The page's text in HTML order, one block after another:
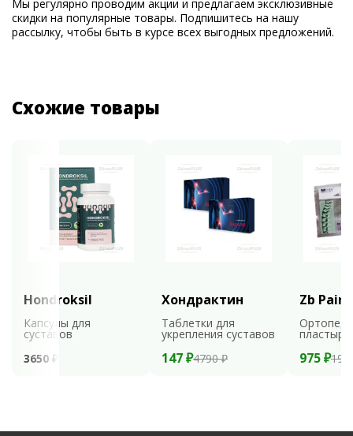
Мы регулярно проводим акции и предлагаем эксклюзивные
скидки на популярные товары. Подпишитесь на нашу
рассылку, чтобы быть в курсе всех выгодных предложений.
Схожие товары
Hondroksil
Капсулы для
суставов
3650 ₽
Хондрактин
Таблетки для
укрепления суставов
147 ₽4790 ₽
Zb Pain
пластыри
975 ₽